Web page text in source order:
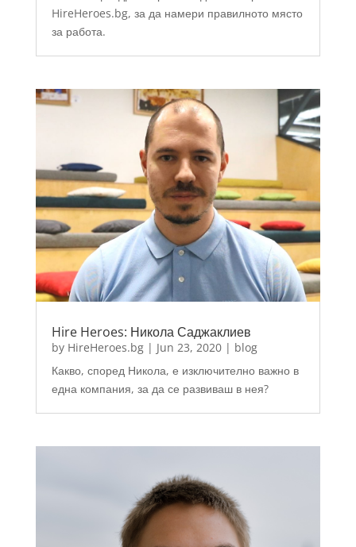
HireHeroes.bg, за да намери правилното място
за работа.
Hire Heroes: Никола Саджаклиев
by HireHeroes.bg| Jun 23, 2020| blog
Какво, според Никола, е изключително важно в
една компания, за да се развиваш в нея?